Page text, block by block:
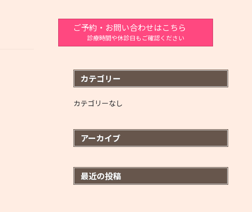
ご予約・お問い合わせはこちら
診療時間や休診日もご確認ください
カテゴリー
カテゴリーなし
アーカイブ
最近の投稿